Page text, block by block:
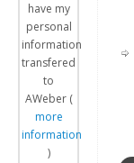
have my
personal
information
transfered
to
AWeber (
more
information
)